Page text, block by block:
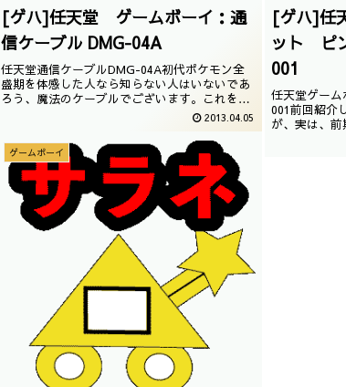
[ゲハ]任天堂 ゲームボーイ：通
信ケーブル DMG-04A
任天堂通信ケーブルDMG-04A初代ポケモン全
盛期を体感した人なら知らない人はいないであ
ろう、魔法のケーブルでございます。これを持
っている人はヒーローでしたね。今回は、そん
な通信ケーブルを簡単に紹介しようと思いま
す。・<ゲームボーイ本体
2013.04.05
[ゲハ]任
ット ピ
001
任天堂ゲー
001前回紹介
が、実は、
です。型番
期モデルを
ゲームボーイ